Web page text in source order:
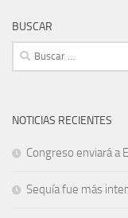
BUSCAR
Buscar:
NOTICIAS RECIENTES
Congreso enviará a
Sequía fue más